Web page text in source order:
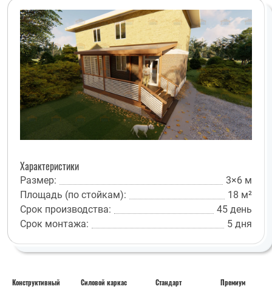
Характеристики
Размер:
3×6 м
Площадь (по стойкам):
18 м²
Срок производства:
45 день
Срок монтажа:
5 дня
Конструктивный
Силовой каркас Стандарт Премиум